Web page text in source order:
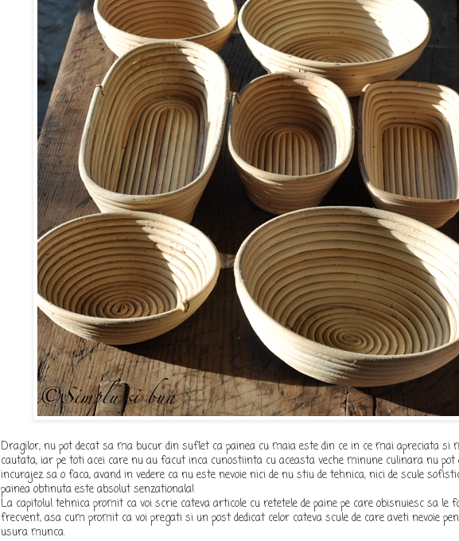
Dragilor, nu pot decat sa ma bucur din suflet ca painea cu maia este din ce in ce mai apreciata si
cautata, iar pe toti acei care nu au facut inca cunostiinta cu aceasta veche minune culinara nu pot
incurajez sa o faca, avand in vedere ca nu este nevoie nici de nu stiu de tehnica, nici de scule
painea obtinuta este absolut senzationala!
La capitolul tehnica promit ca voi scrie cateva articole cu retetele de paine pe care obisnuiesc sa le
frecvent, asa cum promit ca voi pregati si un post dedicat celor cateva scule de care aveti nevoie
usura munca.